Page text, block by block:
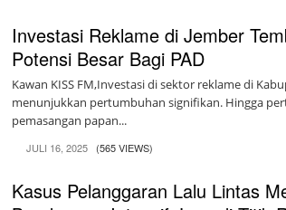
Investasi Reklame di Jember
Potensi Besar Bagi PAD
Kawan KISS FM,Investasi di sektor reklame di
menunjukkan pertumbuhan signifikan. Hingga
pemasangan papan...
JULI 16, 2025 (565 VIEWS)
Kasus Pelanggaran Lalu Lintas